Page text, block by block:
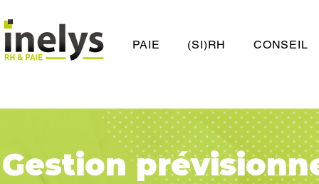
PAIE (SI)RH CONSEIL
Gestion